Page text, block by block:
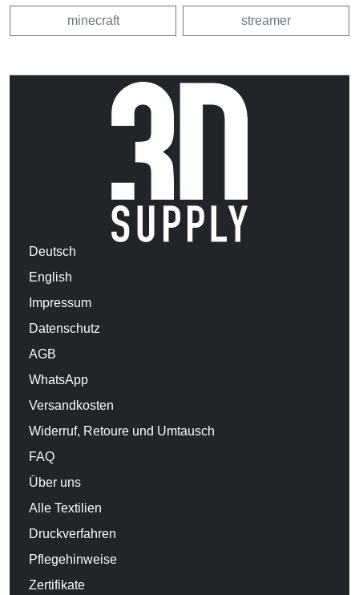
minecraft streamer
Deutsch
English
Impressum
Datenschutz
AGB
WhatsApp
Versandkosten
Widerruf, Retoure und Umtausch
FAQ
Über uns
Alle Textilien
Druckverfahren
Pflegehinweise
Zertifikate